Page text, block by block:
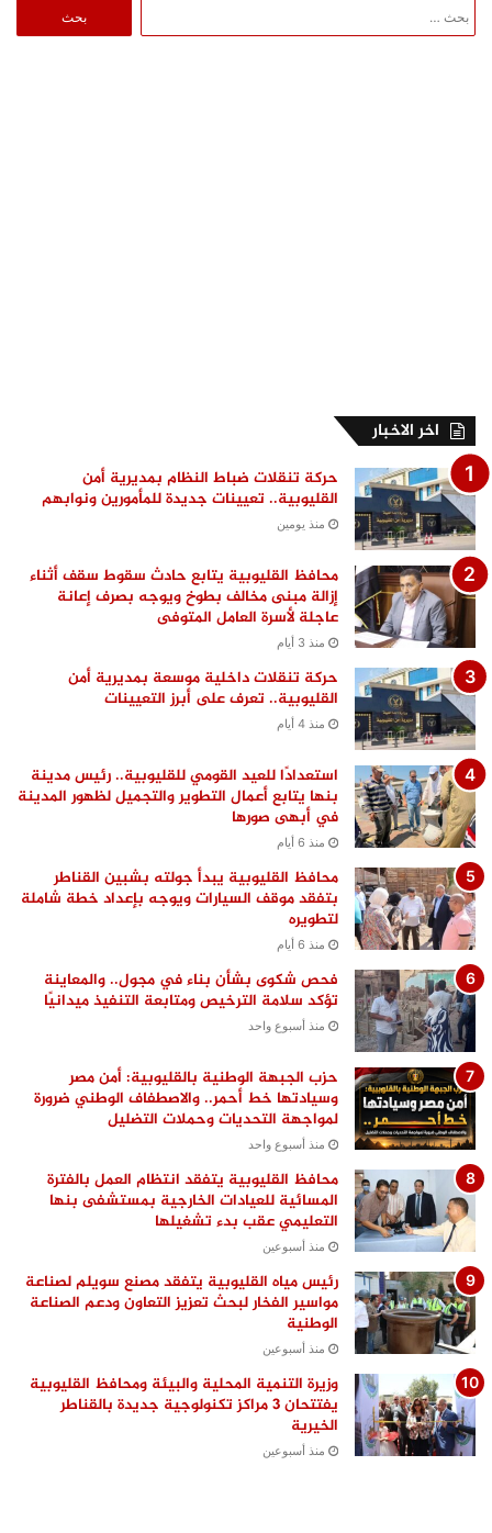
عن:
اخر الاخبار
حركة تنقلات ضباط النظام بمديرية أمن
القليوبية.. تعيينات جديدة للمأمورين ونوابهم
منذ يومين
محافظ القليوبية يتابع حادث سقوط سقف أثناء
إزالة مبنى مخالف بطوخ ويوجه بصرف إعانة
عاجلة لأسرة العامل المتوفى
منذ 3 أيام
حركة تنقلات داخلية موسعة بمديرية أمن
القليوبية.. تعرف على أبرز التعيينات
منذ 4 أيام
استعدادًا للعيد القومي للقليوبية.. رئيس مدينة
بنها يتابع أعمال التطوير والتجميل لظهور المدينة
في أبهى صورها
منذ 6 أيام
محافظ القليوبية يبدأ جولته بشبين القناطر
بتفقد موقف السيارات ويوجه بإعداد خطة شاملة
لتطويره
منذ 6 أيام
فحص شكوى بشأن بناء في مجول.. والمعاينة
تؤكد سلامة الترخيص ومتابعة التنفيذ ميدانيًا
منذ أسبوع واحد
حزب الجبهة الوطنية بالقليوبية: أمن مصر
وسيادتها خط أحمر.. والاصطفاف الوطني ضرورة
لمواجهة التحديات وحملات التضليل
منذ أسبوع واحد
محافظ القليوبية يتفقد انتظام العمل بالفترة
المسائية للعيادات الخارجية بمستشفى بنها
التعليمي عقب بدء تشغيلها
منذ أسبوعين
رئيس مياه القليوبية يتفقد مصنع سويلم لصناعة
مواسير الفخار لبحث تعزيز التعاون ودعم الصناعة
الوطنية
منذ أسبوعين
وزيرة التنمية المحلية والبيئة ومحافظ القليوبية
يفتتحان 3 مراكز تكنولوجية جديدة بالقناطر
الخيرية
منذ أسبوعين